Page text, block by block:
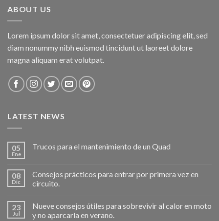
ABOUT US
Lorem ipsum dolor sit amet, consectetuer adipiscing elit, sed
diam nonummy nibh euismod tincidunt ut laoreet dolore
magna aliquam erat volutpat.
LATEST NEWS
05
Ene
Trucos para el mantenimiento de un Quad
08
Dic
Consejos prácticos para entrar por primera vez en
circuito.
23
Jul
Nueve consejos útiles para sobrevivir al calor en moto
y no aparcarla en verano.